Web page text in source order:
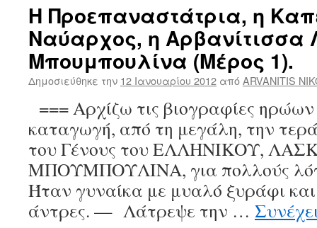
Η Προεπαναστάτρια, η
Ναύαρχος, η Αρβανίτισσα
Μπουμπουλίνα (Μέρος 1).
Δημοσιεύθηκε την 12 Ιανουαρίου 2012 απόARVANITIS
=== Αρχίζω τις βιογραφίες
καταγωγή, από τη μεγάλη, την
του Γένους του ΕΛΛΗΝΙΚΟΥ,
ΜΠΟΥΜΠΟΥΛΙΝΑ, για πολλούς
Ήταν γυναίκα με μυαλό ξυράφι
άντρες. — Λάτρεψε την …